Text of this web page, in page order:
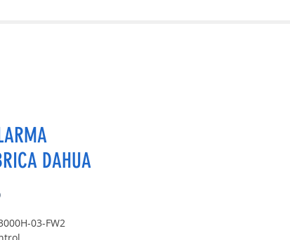
DAHUA
Price
03-FW2